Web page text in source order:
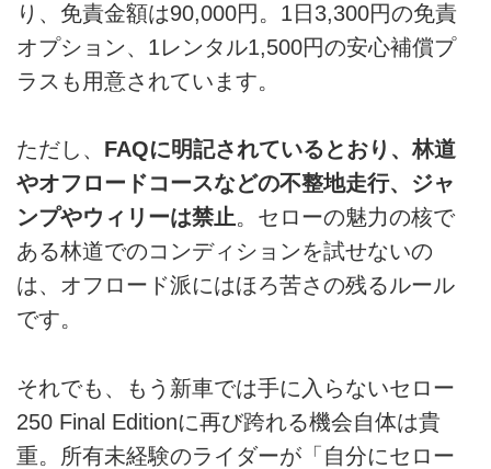
り、免責金額は90,000円。1日3,300円の免責
オプション、1レンタル1,500円の安心補償プ
ラスも用意されています。
ただし、 FAQに明記されているとおり、林道
やオフロードコースなどの不整地走行、ジャ
ンプやウィリーは禁止。セローの魅力の核で
ある林道でのコンディションを試せないの
は、オフロード派にはほろ苦さの残るルール
です。
それでも、もう新車では手に入らないセロー
250 Final Editionに再び跨れる機会自体は貴
重。所有未経験のライダーが「自分にセロー